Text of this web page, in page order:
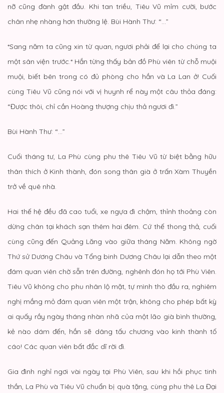
nỡ cũng đành gật đầu. Khi tan triều, Tiêu Vũ mỉm cười, bước
chân nhẹ nhàng hơn thường lệ. Bùi Hành Thư: “…”
*Sang năm ta cũng xin từ quan, ngươi phải để lại cho chúng ta
một sân viện trước.* Hắn từng thấy bản đồ Phù viên từ chỗ muội
muội, biết bên trong có đủ phòng cho hắn và La Lan ở! Cuối
cùng Tiêu Vũ cũng nói với vị huynh rể này một câu thỏa đáng:
“Được thôi, chỉ cần Hoàng thượng chịu thả ngươi đi.”
Bùi Hành Thư: “…”
Cuối tháng tư, La Phù cùng phu thê Tiêu Vũ từ biệt bằng hữu
thân thích ở Kinh thành, đón song thân già ở trấn Xàm Thuyền
trở về quê nhà.
Hai thế hệ đều đã cao tuổi, xe ngựa đi chậm, thỉnh thoảng còn
dừng chân tại khách sạn thêm hai đêm. Cứ thế thong thả, cuối
cùng cũng đến Quảng Lăng vào giữa tháng Năm. Không ngờ
Thứ sử Dương Châu và Tổng binh Dương Châu lại dẫn theo một
đám quan viên chờ sẵn trên đường, nghênh đón họ tới Phù Viên.
Tiêu Vũ không cho phu nhân lộ mặt, tự mình thò đầu ra, nghiêm
nghị mắng mỏ đám quan viên một trận, không cho phép bất kỳ
ai quấy rầy ngày tháng nhàn nhã của một lão già bình thường,
kẻ nào dám đến, hắn sẽ dâng tấu chương vào kinh thành tố
cáo! Các quan viên bất đắc dĩ rời đi.
Gia đình nghỉ ngơi vài ngày tại Phù Viên, sau khi hồi phục tinh
thần, La Phù và Tiêu Vũ chuẩn bị quà tặng, cùng phu thê La Đại